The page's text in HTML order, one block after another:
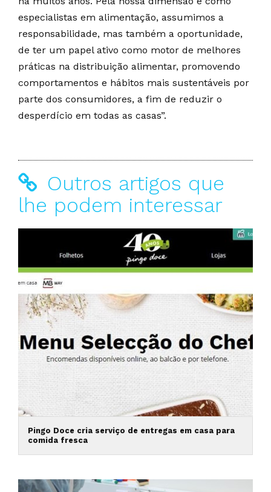
especialistas em alimentação, assumimos a
responsabilidade, mas também a oportunidade,
de ter um papel ativo como motor de melhores
práticas na distribuição alimentar, promovendo
comportamentos e hábitos mais sustentáveis por
parte dos consumidores, a fim de reduzir o
desperdício em todas as casas”.
Outros artigos que
lhe podem interessar
Pingo Doce cria serviço de entregas em casa para
comida fresca